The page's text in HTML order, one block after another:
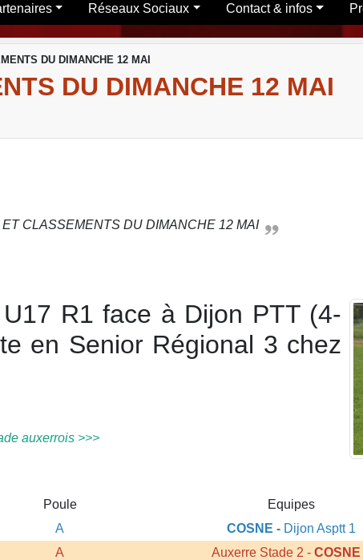
Réseaux Sociaux Contact & infos
DU DIMANCHE 12 MAI
DU DIMANCHE 12 MAI
ET CLASSEMENTS DU DIMANCHE 12 MAI
R1 face à Dijon PTT (4-
en Senior Régional 3 chez
auxerrois >>>
Poule Equipes
A COSNE -Dijon Asptt 1
A Auxerre Stade 2 - COSNE